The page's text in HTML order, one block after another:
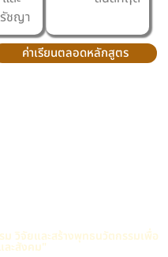
ชญา
ค่าเรียนตลอดหลักสูตร
จัยและสร้างพุทธนวัตกรรมเพื่อ
ะสังคม"